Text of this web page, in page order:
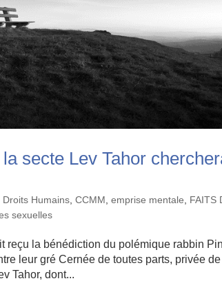
secte Lev Tahor
Droits Humains ,CCMM ,emprise mentale FAITS
sexuelles
reçu la bénédiction du polémique rabbin
leur gré Cernée de toutes parts, privée
Tahor, dont...